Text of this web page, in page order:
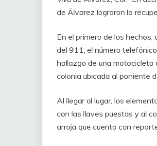
de Álvarez lograron la
En el primero de los
del 911, el número
hallazgo de una motocicleta
colonia ubicada al poniente
Al llegar al lugar, los
con las llaves puestas y al
arroja que cuenta con